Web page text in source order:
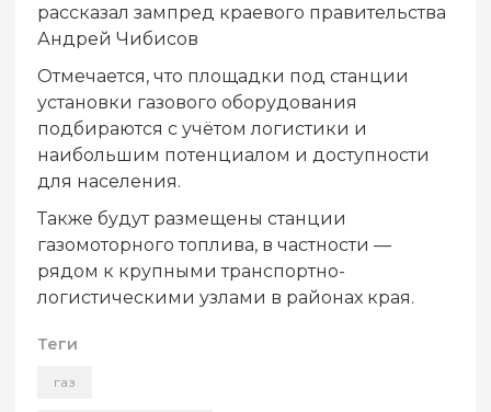
рассказал зампред краевого правительства
Андрей Чибисов
Отмечается, что площадки под станции
установки газового оборудования
подбираются с учётом логистики и
наибольшим потенциалом и доступности
для населения.
Также будут размещены станции
газомоторного топлива, в частности —
рядом к крупными транспортно-
логистическими узлами в районах края.
Теги
газ